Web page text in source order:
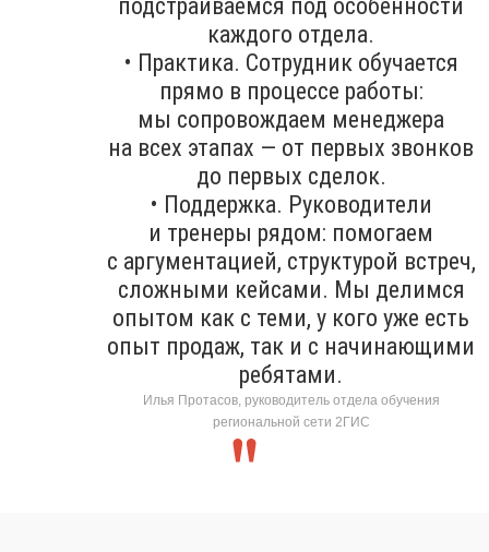
подстраиваемся под особенности
каждого отдела.
• Практика. Сотрудник обучается
прямо в процессе работы:
мы сопровождаем менеджера
на всех этапах — от первых звонков
до первых сделок.
• Поддержка. Руководители
и тренеры рядом: помогаем
с аргументацией, структурой встреч,
сложными кейсами. Мы делимся
опытом как с теми, у кого уже есть
опыт продаж, так и с начинающими
ребятами.
Илья Протасов, руководитель отдела обучения
региональной сети 2ГИС